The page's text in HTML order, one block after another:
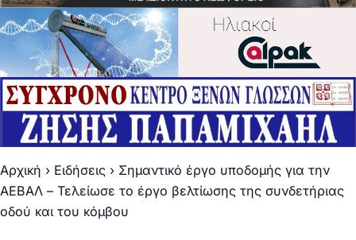
Αρχική › Ειδήσεις › Σημαντικό έργο υποδομής για την
ΑΕΒΑΛ – Τελείωσε το έργο βελτίωσης της συνδετήριας
οδού και του κόμβου